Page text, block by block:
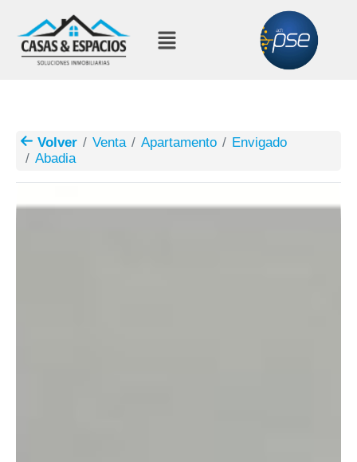
Volver Venta Apartamento
Envigado
Abadia